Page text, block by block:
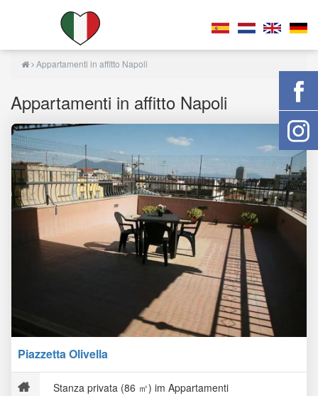
Appartamenti in affitto Napoli
Appartamenti in affitto Napoli
Piazzetta Olivella
Stanza privata (86 ㎡) im Appartamenti